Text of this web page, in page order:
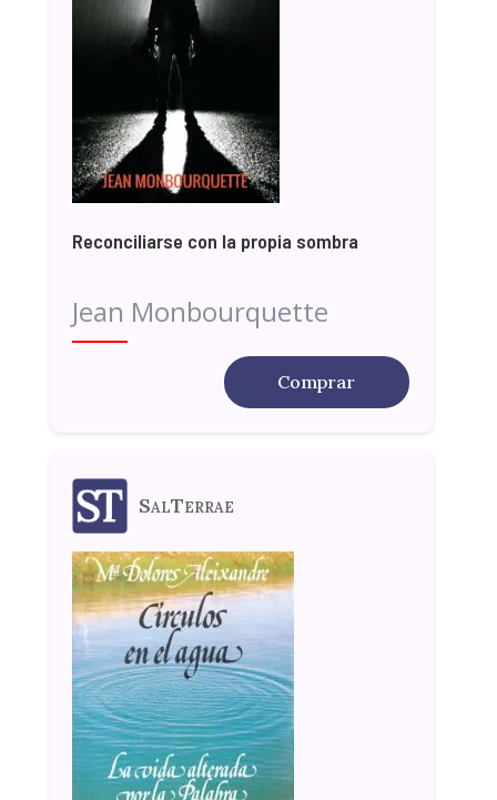
Reconciliarse con la propia sombra
Jean Monbourquette
Comprar
SalTerrae